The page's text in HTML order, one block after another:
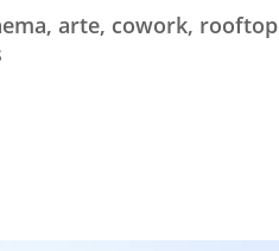
arte, cowork, rooftop